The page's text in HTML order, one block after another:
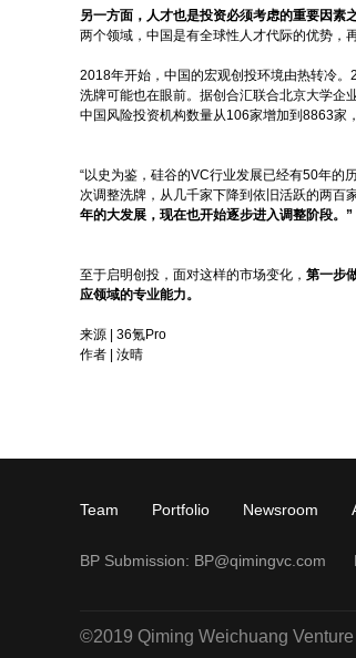
另一方面，人才也是投资必须考虑的重要因素之
两个领域，中国是有全球性人才代际的优势，
2018年开始，中国的宏观创投环境由热转冷
洗牌可能也在眼前。据创合汇联合北京大学企
中国风险投资机构数量从106家增加到8863家
“以史为鉴，硅谷的VC行业发展已经有50年的
次调整洗牌，从几千家下降到依旧活跃的两百
年的大发展，现在也开始逐步进入调整阶段。 ”
至于启明创投，面对这样的市场变化， 第一步
应领域的专业能力。
来源 | 36氪Pro
作者 | 汝晴
Team Portfolio Newsroom
BP Submission: BP@qimingvc.com
©2019 Qiming Weichuang